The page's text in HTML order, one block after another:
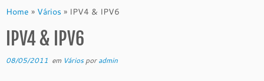
Home » Vários » IPV4 & IPV6
IPV4 & IPV6
08/05/2011 em Váriosporadmin